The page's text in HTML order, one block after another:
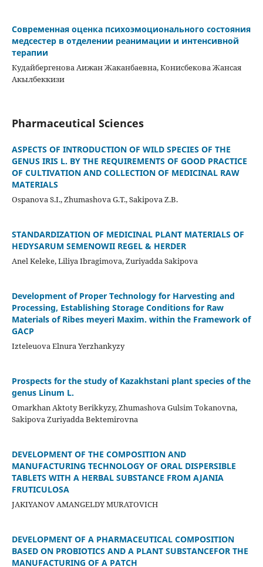
Современная оценка психоэмоционального состояния
медсестер в отделении реанимации и интенсивной
терапии
Кудайбергенова Аижан Жаканбаевна, Конисбекова Жансая
Акылбеккизи
Pharmaceutical Sciences
ASPECTS OF INTRODUCTION OF WILD SPECIES OF THE
GENUS IRIS L. BY THE REQUIREMENTS OF GOOD PRACTICE
OF CULTIVATION AND COLLECTION OF MEDICINAL RAW
MATERIALS
Ospanova S.I., Zhumashova G.T., Sakipova Z.B.
STANDARDIZATION OF MEDICINAL PLANT MATERIALS OF
HEDYSARUM SEMENOWII REGEL & HERDER
Anel Keleke, Liliya Ibragimova, Zuriyadda Sakipova
Development of Proper Technology for Harvesting and
Processing, Establishing Storage Conditions for Raw
Materials of Ribes meyeri Maxim. within the Framework of
GACP
Izteleuova Elnura Yerzhankyzy
Prospects for the study of Kazakhstani plant species of the
genus Linum L.
Omarkhan Aktoty Berikkyzy, Zhumashova Gulsim Tokanovna,
Sakipova Zuriyadda Bektemirovna
DEVELOPMENT OF THE COMPOSITION AND
MANUFACTURING TECHNOLOGY OF ORAL DISPERSIBLE
TABLETS WITH A HERBAL SUBSTANCE FROM AJANIA
FRUTICULOSA
JAKIYANOV AMANGELDY MURATOVICH
DEVELOPMENT OF A PHARMACEUTICAL COMPOSITION
BASED ON PROBIOTICS AND A PLANT SUBSTANCEFOR THE
MANUFACTURING OF A PATCH